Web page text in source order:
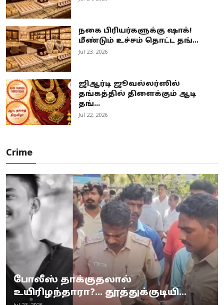
நகை பிரியர்களுக்கு ஷாக்!
மீண்டும் உச்சம் தொட்ட தங்...
Jul 23, 2026
ஜிஆர்டி ஜூவல்லர்ஸில்
தங்கத்தில் திளைக்கும் ஆடி
தங்...
Jul 22, 2026
Crime
போலீஸ் தாக்குதலால்
உயிரிழந்தாரா?... தூத்துக்குடியி...